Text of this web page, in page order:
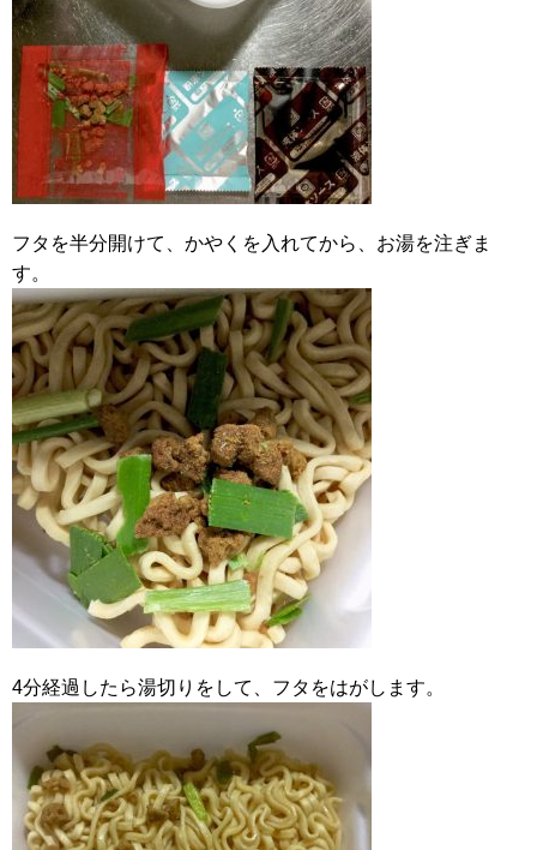
フタを半分開けて、かやくを入れてから、お湯を注ぎま
す。
4分経過したら湯切りをして、フタをはがします。